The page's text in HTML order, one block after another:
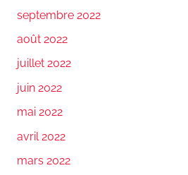
septembre 2022
août 2022
juillet 2022
juin 2022
mai 2022
avril 2022
mars 2022